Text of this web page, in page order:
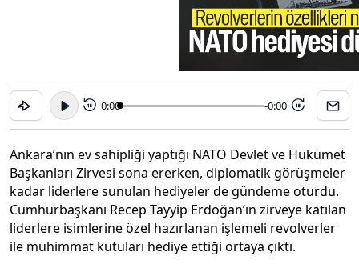
15 0:00 -0:00 15
Ankara’nın ev sahipliği yaptığı NATO Devlet ve Hükümet
Başkanları Zirvesi sona ererken, diplomatik görüşmeler
kadar liderlere sunulan hediyeler de gündeme oturdu.
Cumhurbaşkanı Recep Tayyip Erdoğan’ın zirveye katılan
liderlere isimlerine özel hazırlanan işlemeli revolverler
ile mühimmat kutuları hediye ettiği ortaya çıktı.